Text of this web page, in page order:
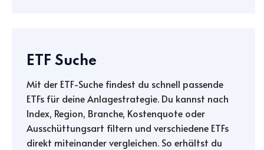
ETF Suche
Mit der ETF-Suche findest du schnell passende
ETFs für deine Anlagestrategie. Du kannst nach
Index, Region, Branche, Kostenquote oder
Ausschüttungsart filtern und verschiedene ETFs
direkt miteinander vergleichen. So erhältst du